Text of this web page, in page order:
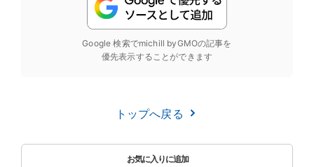
Google 検索でmichill byGMOの記事を
優先表示することができます
トップへ戻る